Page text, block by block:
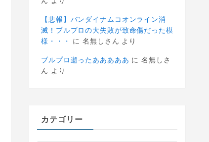
【悲報】バンダイナムコオンライン消
滅！プルプロの大失敗が致命傷だった模
様・・・
に名無しさん より
ブルプロ逝ったあああああ に名無しさ
ん より
カテゴリー